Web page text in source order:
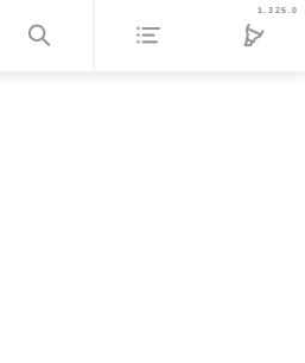
1.325.0